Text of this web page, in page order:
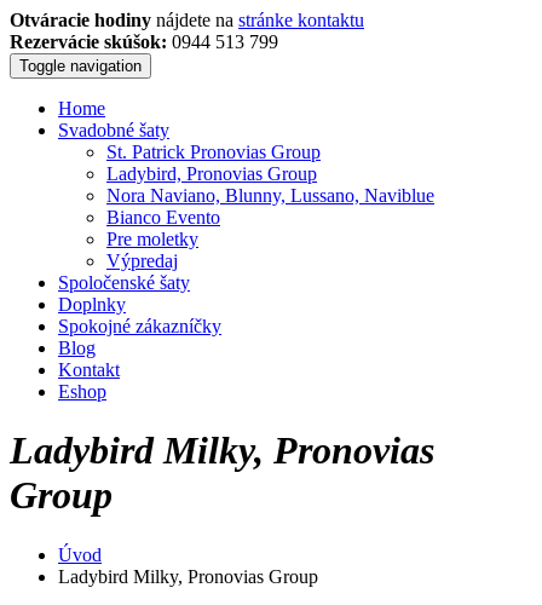
Otváracie hodiny nájdete na stránke kontaktu
Rezervácie skúšok: 0944 513 799
Toggle navigation
Home
Svadobné šaty
St. Patrick Pronovias Group
Ladybird, Pronovias Group
Nora Naviano, Blunny, Lussano, Naviblue
Bianco Evento
Pre moletky
Výpredaj
Spoločenské šaty
Doplnky
Spokojné zákazníčky
Blog
Kontakt
Eshop
Ladybird Milky, Pronovias
Group
Úvod
Ladybird Milky, Pronovias Group